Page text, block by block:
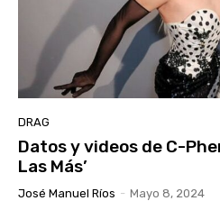
DRAG
Datos y videos de C-
Las Más’
José Manuel Ríos - Mayo 8, 2024